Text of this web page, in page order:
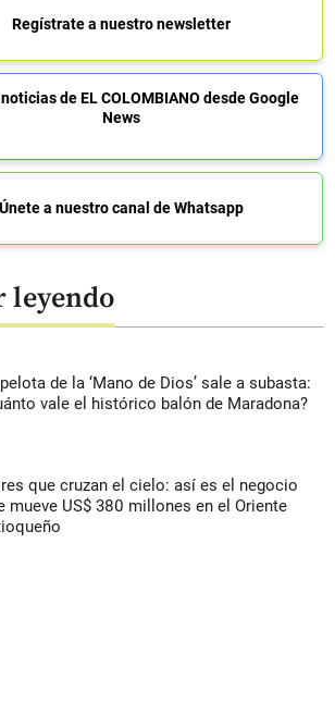
Regístrate a nuestro newsletter
de EL COLOMBIANO desde Google
News
Únete a nuestro canal de Whatsapp
leyendo
de la ‘Mano de Dios’ sale a subasta:
vale el histórico balón de Maradona?
que cruzan el cielo: así es el negocio
mueve US$ 380 millones en el Oriente